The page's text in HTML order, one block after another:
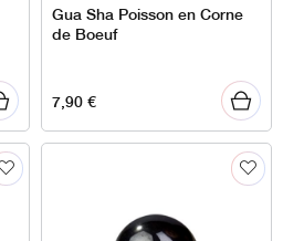
Gua Sha Poisson en Corne
de Boeuf
7,90€